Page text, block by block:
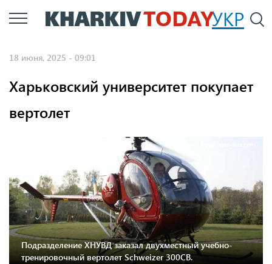
Перейти
к
УКР
18 июня, 2025 - 09:01
Харьковский университет покупает
вертолет
Подразделение ХНУВД заказал двухместный учебно-
тренировочный вертолет Schweizer 300CB.